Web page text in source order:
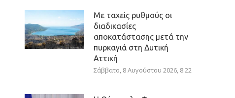
Με ταχείς ρυθμούς οι
διαδικασίες
αποκατάστασης μετά την
πυρκαγιά στη Δυτική
Αττική
Σάββατο, 8 Αυγούστου 2026, 8:22